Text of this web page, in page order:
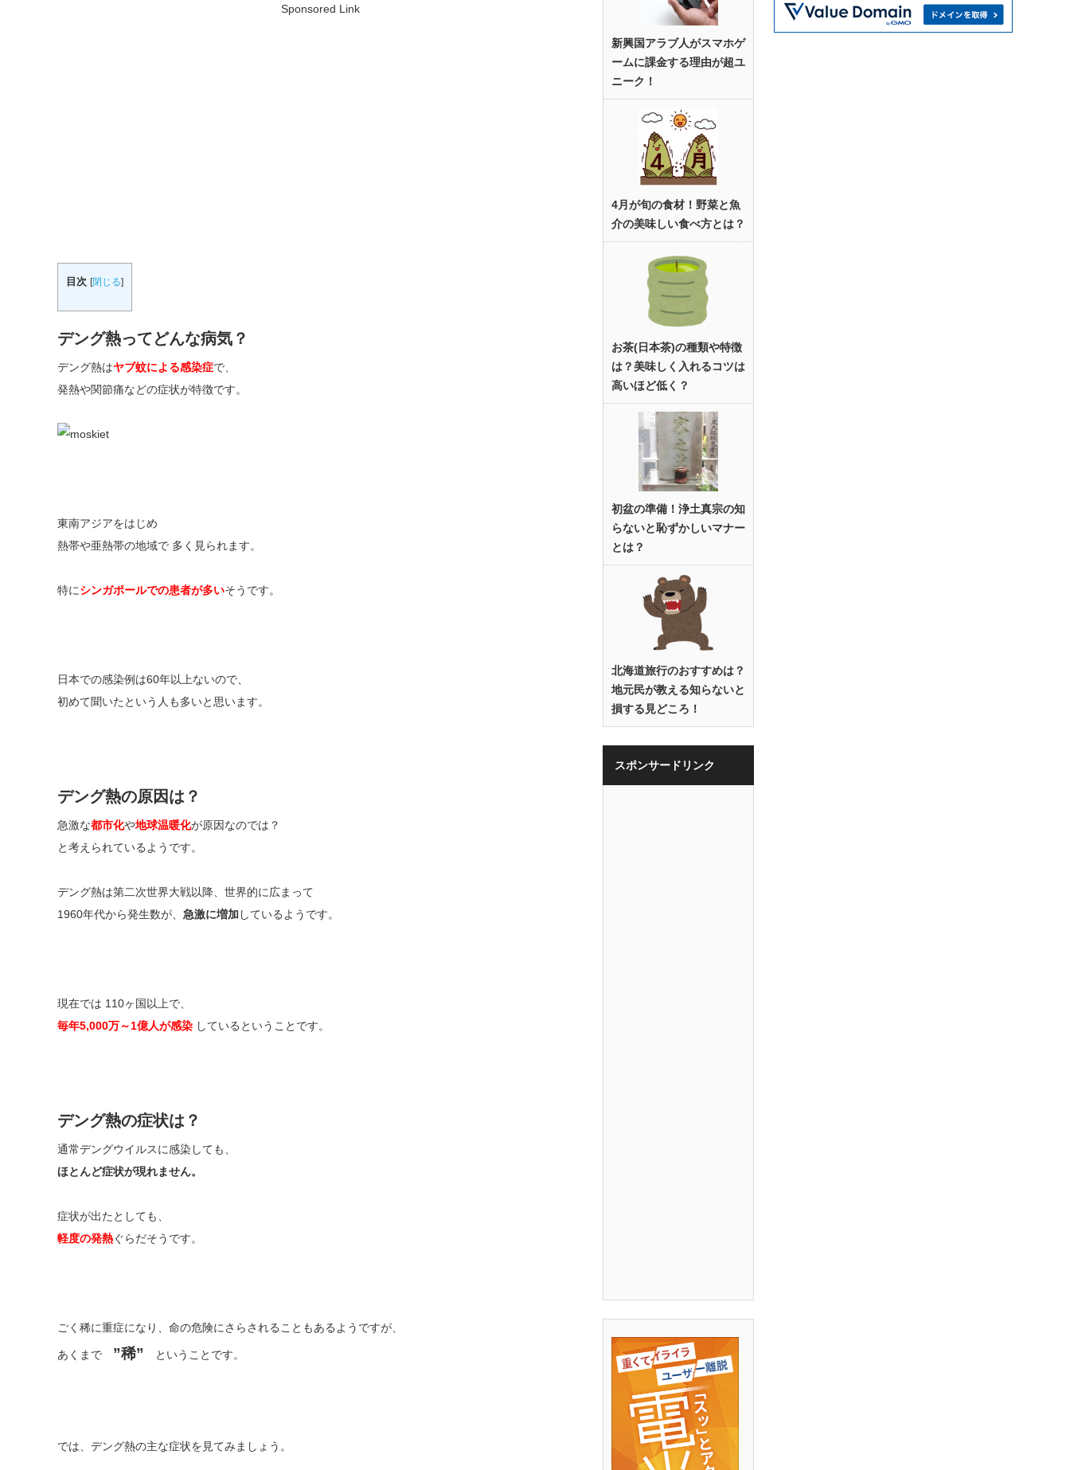
Sponsored Link
目次 [閉じる]
デング熱ってどんな病気？
デング熱はヤブ蚊による感染症で、
発熱や関節痛などの症状が特徴です。
東南アジアをはじめ
熱帯や亜熱帯の地域で 多く見られます。
特にシンガポールでの患者が多いそうです。
日本での感染例は60年以上ないので、
初めて聞いたという人も多いと思います。
デング熱の原因は？
急激な都市化や地球温暖化が原因なのでは？
と考えられているようです。
デング熱は第二次世界大戦以降、世界的に広まって
1960年代から発生数が、 急激に増加 しているようです。
現在では 110ヶ国以上で、
毎年5,000万～1億人が感染 しているということです。
デング熱の症状は？
通常デングウイルスに感染しても、
ほとんど症状が現れません。
症状が出たとしても、
軽度の発熱ぐらだそうです。
ごく稀に重症になり、命の危険にさらされることもあるようですが、
あくまで ”稀” ということです。
では、デング熱の主な症状を見てみましょう。
新興国アラブ人がスマホゲ
ームに課金する理由が超ユ
ニーク！
4月が旬の食材！野菜と魚
介の美味しい食べ方とは？
お茶(日本茶)の種類や特徴
は？美味しく入れるコツは
高いほど低く？
初盆の準備！浄土真宗の知
らないと恥ずかしいマナー
とは？
北海道旅行のおすすめは？
地元民が教える知らないと
損する見どころ！
スポンサードリンク